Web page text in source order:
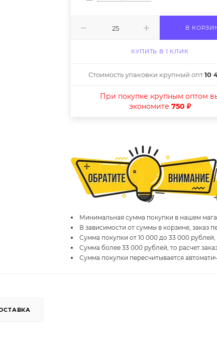
В
КУПИТЬ В 1 КЛИК
Стоимость упаковки крупный опт10
При покупке крупным оптом
экономите 750 ₽
Минимальная сумма покупки в нашем
В зависимости от суммы в корзине, заказ
Сумма покупки от 10 000 до 33 000 рублей,
Сумма более 33 000 рублей, то расчет
Сумма покупки пересчитывается